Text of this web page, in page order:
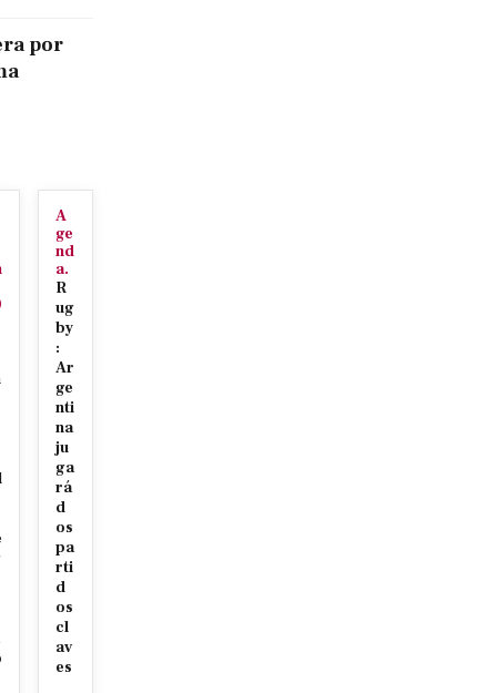
por
A
ge
nd
a.
R
ug
by
:
Ar
ge
nti
na
ju
ga
rá
d
os
pa
rti
d
os
cl
av
es